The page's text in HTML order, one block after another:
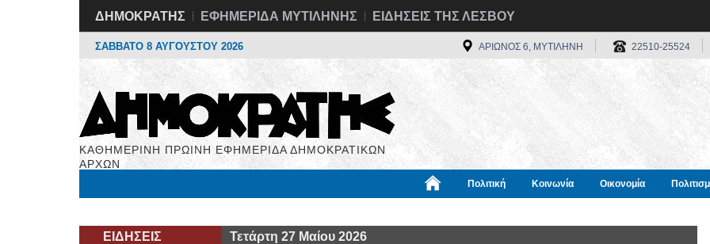
ΔΗΜΟΚΡΑΤΗΣ ΕΦΗΜΕΡΙΔΑ ΜΥΤΙΛΗΝΗΣ ΕΙΔΗΣΕΙΣ ΤΗΣ ΛΕΣΒΟΥ
ΣΑΒΒΑΤΟ 8 ΑΥΓΟΥΣΤΟΥ 2026 ΑΡΙΩΝΟΣ 6, ΜΥΤΙΛΗΝΗ 22510-25524
ΚΑΘΗΜΕΡΙΝΗ ΠΡΩΙΝΗ ΕΦΗΜΕΡΙΔΑ ΔΗΜΟΚΡΑΤΙΚΩΝ
ΑΡΧΩΝ
Πολιτική Κοινωνία Οικονομία
ΕΙΔΗΣΕΙΣ Τετάρτη 27 Μαίου 2026